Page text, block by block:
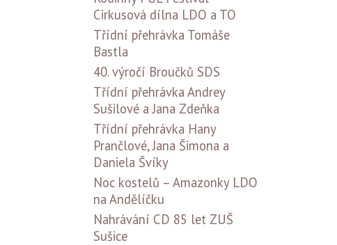
Cirkusová dílna LDO a TO
Třídní přehrávka Tomáše
Bastla
40. výročí Broučků SDS
Třídní přehrávka Andrey
Sušilové a Jana Zdeňka
Třídní přehrávka Hany
Prančlové, Jana Šimona a
Daniela Švíky
Noc kostelů – Amazonky LDO
na Andělíčku
Nahrávání CD 85 let ZUŠ
Sušice